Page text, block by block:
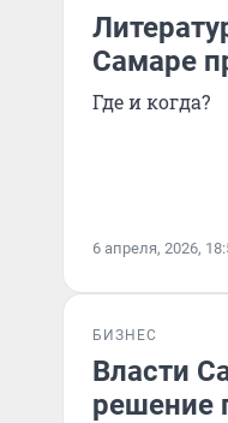
Самаре
Где и когда?
6 апреля, 2026,
БИЗНЕС
Власти
решение